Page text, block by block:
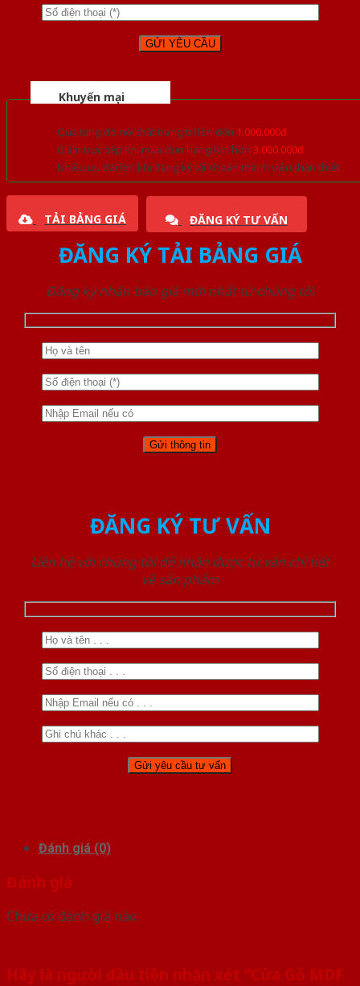
Khuyến mại
Quà tặng đồ nội thất trang trí lên đến 1.000.000đ
Giảm trực tiếp khi mua đơn hàng lớn hơn 3.000.000đ
Nhiều ưu đãi lớn khi đăng ký tài khoản thành viên thân thiết
TẢI BẢNG GIÁ ĐĂNG KÝ TƯ VẤN
ĐĂNG KÝ TẢI BẢNG GIÁ
Đăng ký nhận báo giá mới nhất từ chúng tôi
ĐĂNG KÝ TƯ VẤN
Liên hệ với chúng tôi để nhận được tư vấn chi tiết
về sản phẩm
Đánh giá (0)
Đánh giá
Chưa có đánh giá nào.
Hãy là người đầu tiên nhận xét “Cửa Gỗ MDF